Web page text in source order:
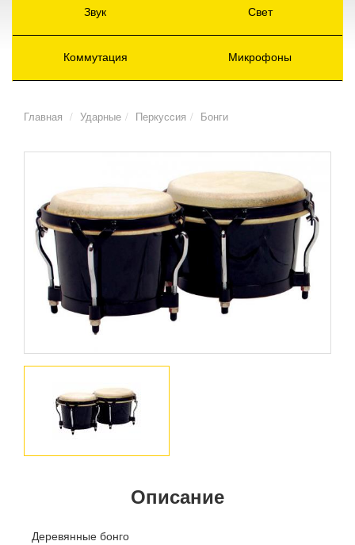
Звук Свет
Коммутация Микрофоны
Главная Ударные Перкусcия Бонги
Описание
Деревянные бонго